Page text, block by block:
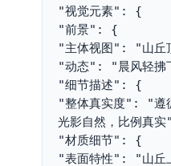
"视觉元素": {
"前景": {
"主体视图": "山丘
"动态": "晨风轻拂
"细节描述": {
"整体真实度": "遵
光影自然，比例真
"材质细节": {
"表面特性": "山丘